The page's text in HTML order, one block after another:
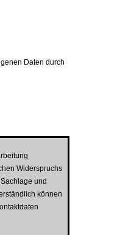
Daten durch
Widerspruchs
und
können